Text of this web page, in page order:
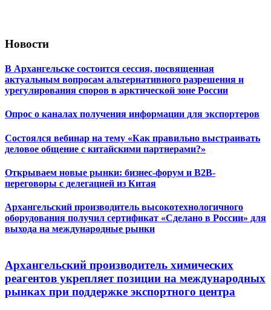
Новости
В Архангельске состоится сессия, посвященная
актуальным вопросам альтернативного разрешения и
урегулирования споров в арктической зоне России
Опрос о каналах получения информации для экспортеров
Состоялся вебинар на тему «Как правильно выстраивать
деловое общение с китайскими партнерами?»
Открываем новые рынки: бизнес-форум и B2B-
переговоры с делегацией из Китая
Архангельский производитель высокотехнологичного
оборудования получил сертификат «Сделано в России» для
выхода на международные рынки
Архангельский производитель химических
реагентов укрепляет позиции на международных
рынках при поддержке экспортного центра